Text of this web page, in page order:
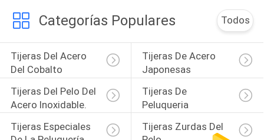
Categorías Populares Todos
Tijeras Del Acero
Del Cobalto
Tijeras De Acero
Japonesas
Tijeras Del Pelo Del
Acero Inoxidable.
Tijeras De
Peluqueria
Tijeras Especiales
Tijeras Zurdas Del